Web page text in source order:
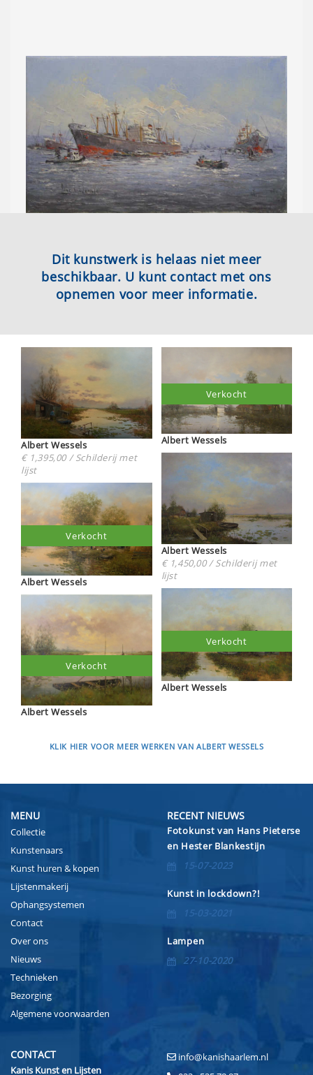
Dit kunstwerk is helaas niet meer
beschikbaar. U kunt contact met ons
opnemen voor meer informatie.
Albert Wessels
€ 1,395,00 / Schilderij met
lijst
Albert Wessels
Verkocht
Albert Wessels
Verkocht
Albert Wessels
Verkocht
Albert Wessels
€ 1,450,00 / Schilderij met
lijst
Albert Wessels
Verkocht
KLIK HIER VOOR MEER WERKEN VAN ALBERT WESSELS
MENU
Collectie
Kunstenaars
Kunst huren & kopen
Lijstenmakerij
Ophangsystemen
Contact
Over ons
Nieuws
Technieken
Bezorging
Algemene voorwaarden
RECENT NIEUWS
Fotokunst van Hans Pieterse
en Hester Blankestijn
15-07-2023
Kunst in lockdown?!
15-03-2021
Lampen
27-10-2020
CONTACT
Kanis Kunst en Lijsten
info@kanishaarlem.nl